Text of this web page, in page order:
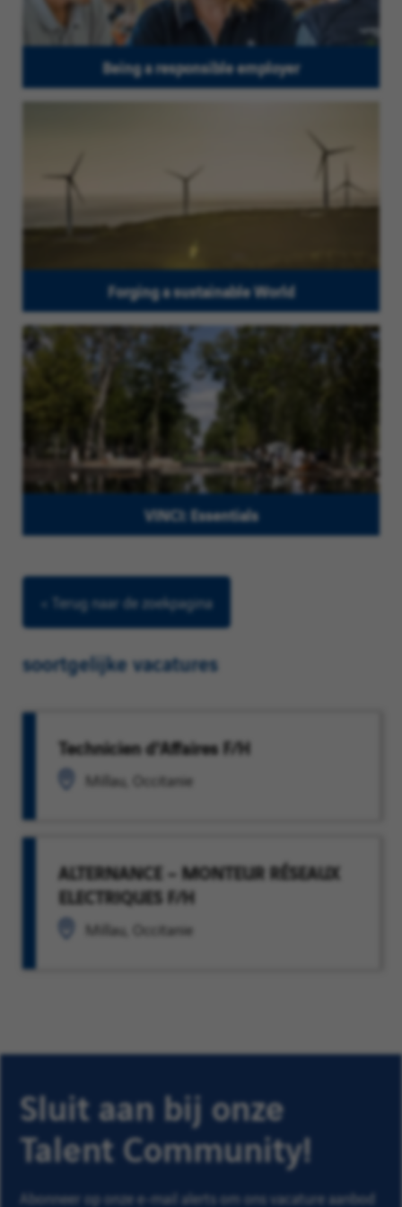
Being a responsible employer
Forging a sustainable World
VINCI: Essentials
< Terug naar de zoekpagina
soortgelijke vacatures
Technicien d'Affaires F/H
Millau, Occitanie
ALTERNANCE – MONTEUR RÉSEAUX
ELECTRIQUES F/H
Millau, Occitanie
Sluit aan bij onze
Talent Community!
Abonneer op onze e-mail alerts om ons vacature aanbod